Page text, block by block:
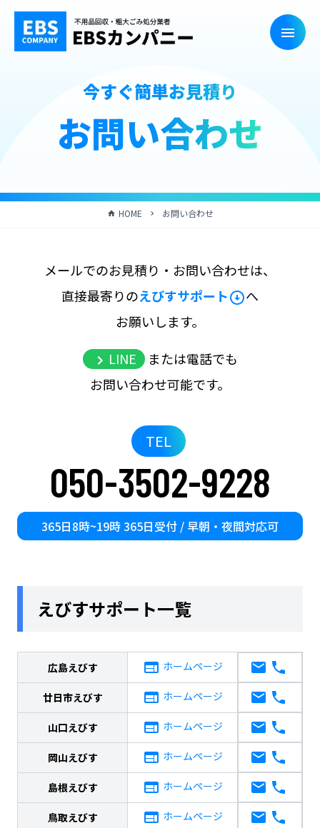
今すぐ簡単お見積り
お問い合わせ
HOME お問い合わせ
メールでのお見積り・お問い合わせは、
直接最寄りのえびすサポート
へ
お願いします。
LINE
または電話でも
お問い合わせ可能です。
TEL
050-3502-9228
365日8時~19時 365日受付 / 早朝・夜間対応可
えびすサポート一覧
広島えびす ホームページ
廿日市えびす ホームページ
山口えびす ホームページ
岡山えびす ホームページ
島根えびす ホームページ
鳥取えびす ホームページ